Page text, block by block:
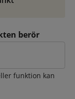
berör
funktion kan